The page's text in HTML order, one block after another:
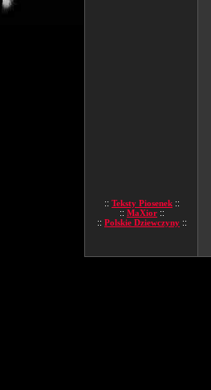
:: Teksty Piosenek ::
:: MaXior ::
:: Polskie Dziewczyny ::